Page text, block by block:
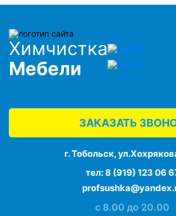
Химчистка
Мебели
ЗАКАЗАТЬ
г. Тобольск,
тел:8 (919) 123 06
с 8.00 до 20.00